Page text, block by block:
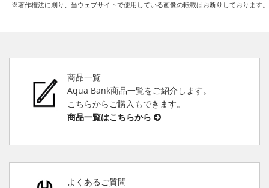
※著作権法に則り、当ウェブサイトで使用している画像の転載はお断りしております。
商品一覧
Aqua Bank商品一覧をご紹介します。
こちらからご購入もできます。
商品一覧はこちらから
よくあるご質問